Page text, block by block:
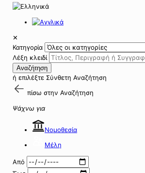
✕
Κατηγορία
Λέξη κλειδί
Αναζήτηση
ή επιλέξτε Σύνθετη Αναζήτηση
πίσω στην Αναζήτηση
Ψάχνω για
Νομοθεσία
Μέλη
Από